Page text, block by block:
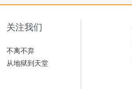
关注我们
不离不弃
从地狱到天堂